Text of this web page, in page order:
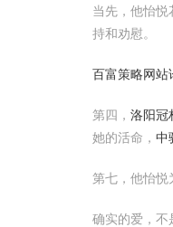
当先，他怡
持和劝慰。
百富策略网站
第四， 洛阳冠
她的活命， 中
第七，他怡悦
确实的爱，不